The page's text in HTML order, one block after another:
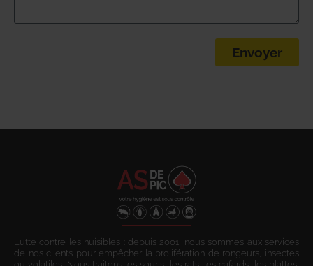
Envoyer
Lutte contre les nuisibles : depuis 2001, nous sommes aux services
de nos clients pour empêcher la prolifération de rongeurs, insectes